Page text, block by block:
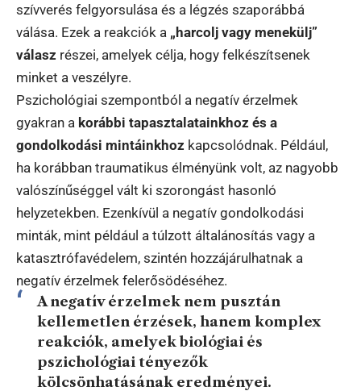
szívverés felgyorsulása és a légzés szaporábbá
válása. Ezek a reakciók a „harcolj vagy menekülj”
válasz részei, amelyek célja, hogy felkészítsenek
minket a veszélyre.
Pszichológiai szempontból a negatív érzelmek
gyakran a korábbi tapasztalatainkhoz és a
gondolkodási mintáinkhoz kapcsolódnak. Például,
ha korábban traumatikus élményünk volt, az nagyobb
valószínűséggel vált ki szorongást hasonló
helyzetekben. Ezenkívül a negatív gondolkodási
minták, mint például a túlzott általánosítás vagy a
katasztrófavédelem, szintén hozzájárulhatnak a
negatív érzelmek felerősödéséhez.
A negatív érzelmek nem pusztán
kellemetlen érzések, hanem komplex
reakciók, amelyek biológiai és
pszichológiai tényezők
kölcsönhatásának eredményei.